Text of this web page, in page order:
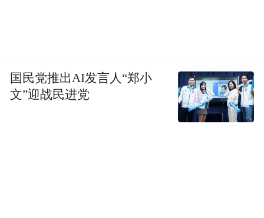
国民党推出AI发言人“郑小
文”迎战民进党